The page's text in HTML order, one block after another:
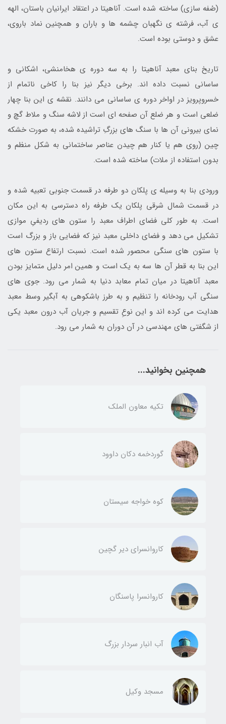
(صُفه سازی) ساخته شده است. آناهیتا در اعتقاد ایرانیان باستان، الهه
ی آب، فرشته ی نگهبان چشمه ها و باران و همچنین نماد باروی،
عشق و دوستی بوده است.
تاریخ بنای معبد آناهیتا را به سه دوره ی هخامنشی، اشکانی و
ساسانی نسبت داده اند. برخی دیگر نیز بنا را کاخی ناتمام از
خسروپرویز در اواخر دوره ی ساسانی می دانند. نقشه ی این بنا چهار
ضلعی است و هر ضلع آن صفحه ای است از لاشه سنگ و ملاط گچ و
نمای بیرونی آن ها با سنگ های بزرگِ تراشیده شده، به صورت خشکه
چین (روی هم یا کنار هم چیدن عناصر ساختمانی به شکل منظم و
بدون استفاده از ملات) ساخته شده است.
ورودی بنا به وسیله ی پلکان دو طرفه در قسمت جنوبی تعبیه شده و
در قسمت شمال شرقی پلکان یک طرفه راه دسترسی به این مکان
است. به طور کلی فضای اطراف معبد را ستون های ردیفیِ موازی
تشکیل می دهد و فضای داخلی معبد نیز که فضایی باز و بزرگ است
با ستون های سنگی محصور شده است. نسبت ارتفاع ستون های
این بنا به قطر آن ها سه به یک است و همین امر دلیل متمایز بودن
معبد آناهیتا در میان تمام معابد دنیا به شمار می رود. جوی های
سنگی آب رودخانه را تنظیم و به طرز باشکوهی به آبگیر وسط معبد
هدایت می کرده اند و این نوعِ تقسیم و جریان آب درون معبد یکی
از شگفتی های مهندسی در آن دوران به شمار می رود.
همچنین بخوانید...
تکیه معاون الملک
گوردخمه دکان داوود
کوه خواجه سیستان
کاروانسرای دیر گچین
کاروانسرا پاسنگان
آب انبار سردار بزرگ
مسجد وکیل